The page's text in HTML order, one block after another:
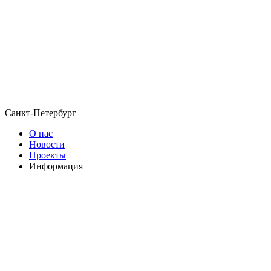
Санкт-Петербург
О нас
Новости
Проекты
Информация